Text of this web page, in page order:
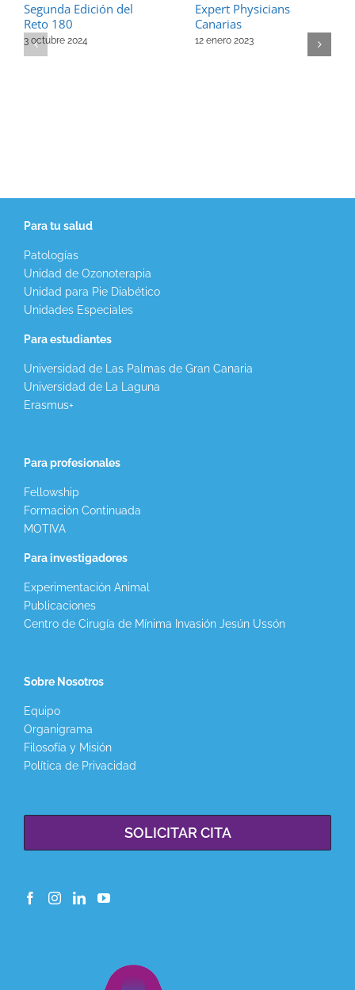
Segunda Edición del
Reto 180
3 octubre 2024
Expert Physicians
Canarias
12 enero 2023
Para tu salud
Patologías
Unidad de Ozonoterapia
Unidad para Pie Diabético
Unidades Especiales
Para estudiantes
Universidad de Las Palmas de Gran Canaria
Universidad de La Laguna
Erasmus+
Para profesionales
Fellowship
Formación Continuada
MOTIVA
Para investigadores
Experimentación Animal
Publicaciones
Centro de Cirugía de Mínima Invasión Jesún Ussón
Sobre Nosotros
Equipo
Organigrama
Filosofía y Misión
Política de Privacidad
SOLICITAR CITA